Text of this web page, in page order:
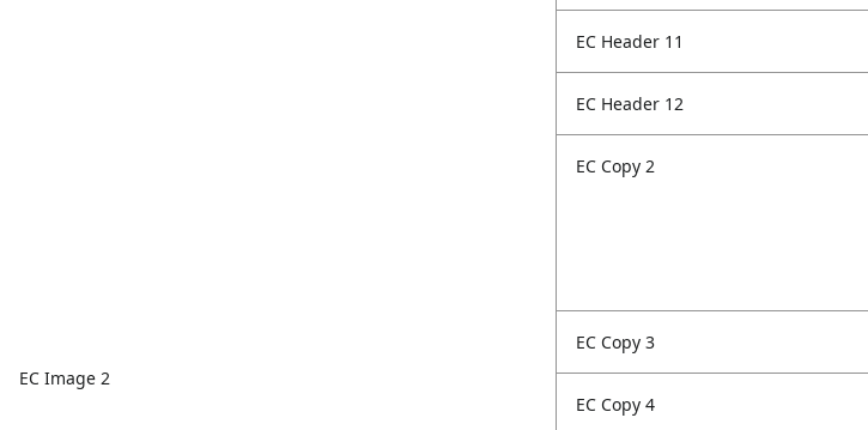
EC Image 2
EC Header 11
EC Header 12
EC Copy 2
EC Copy 3
EC Copy 4